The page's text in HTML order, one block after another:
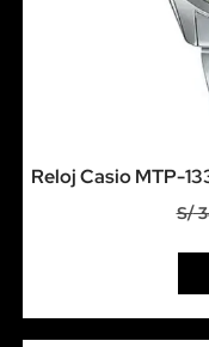
Reloj Casio MTP-
S/